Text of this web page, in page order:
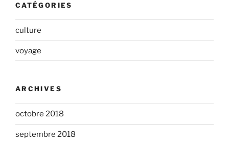
CATÉGORIES
culture
voyage
ARCHIVES
octobre 2018
septembre 2018